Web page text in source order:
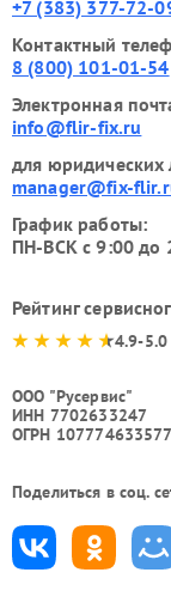
+7 (383) 377-72-
Контактный
8 (800) 101-01-54
Электронная
info@flir-fix.ru
для юридических
manager@fix-
График работы:
ПН-ВСК с 9:00 до
Рейтинг
4.9-5.0
ООО "Русервис"
ИНН 7702633247
ОГРН
Поделиться в соц.